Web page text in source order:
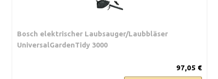
Bosch elektrischer Laubsauger/Laubbläser
UniversalGardenTidy 3000
97,05 €